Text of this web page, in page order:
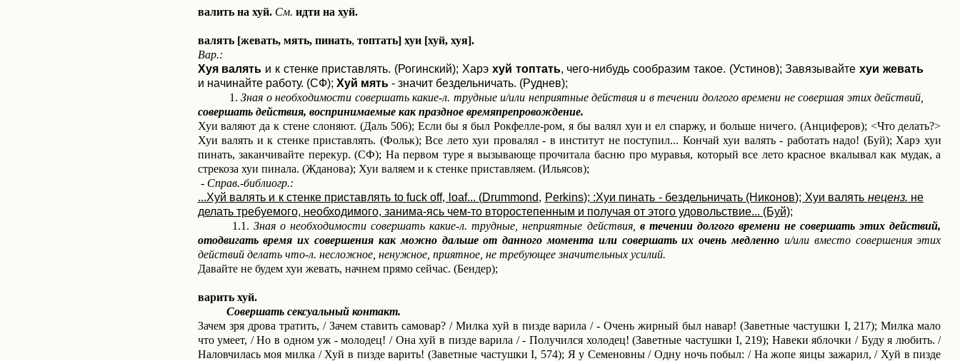
валить на хуй. См. идти на хуй.
валять [жевать, мять, пинать, топтать] хуи [хуй, хуя].
Вар.:
Хуя валять и к стенке приставлять. (Рогинский); Харэ хуй топтать, чего-нибудь сообразим такое. (Устинов); Завязывайтехуи жевать
и начинайте работу. (СФ); Хуй мять- значит бездельничать. (Руднев);
1.Зная о необходимости совершать какие-л. трудные и/или неприятные действия и в течении долгого времени не совершая этих действий,
совершать действия, воспринимаемые как праздное времяпрепровождение.
Хуи валяют да к стене слоняют. (Даль 506); Если бы я был Рокфелле-ром, я бы валял хуи и ел спаржу, и больше ничего. (Анциферов); <Что делать?>
Хуи валять и к стенке приставлять. (Фольк); Все лето хуи провалял- в институт не поступил... Кончай хуи валять- работать надо! (Буй); Харэ хуи
пинать, заканчивайте перекур. (СФ); На первом туре я вызывающе прочитала басню про муравья, который все лето красное вкалывал как мудак, а
стрекоза хуи пинала. (Жданова); Хуи валяем и к стенке приставляем. (Ильясов);
- Справ.-библиогр.:
...Хуй валять и к стенке приставлять to fuck off, loaf... (Drummond, Perkins); :Хуи пинать - бездельничать (Никонов); Хуи валять неценз. не
делать требуемого, необходимого, занима-ясь чем-то второстепенным и получая от этого удовольствие... (Буй);
1.1. Зная о необходимости совершать какие-л. трудные, неприятные действия, в течении долгого времени не совершать этих действий,
отодвигать время их совершения как можно дальше от данного момента или совершать их очень медленно и/или вместо совершения этих
действий делать что-л. несложное, ненужное, приятное, не требующее значительных усилий.
Давайте не будем хуи жевать, начнем прямо сейчас. (Бендер);
варить хуй.
Совершать сексуальный контакт.
Зачем зря дрова тратить, / Зачем ставить самовар? / Милка хуй в пизде варила / - Очень жирный был навар! (Заветные частушки I, 217); Милка мало
что умеет, / Но в одном уж - молодец! / Она хуй в пизде варила / - Получился холодец! (Заветные частушки I, 219); Навеки яблочки / Буду я любить. /
Наловчилась моя милка / Хуй в пизде варить! (Заветные частушкиI, 574); Я у Семеновны / Одну ночь побыл: / На жопе яицы зажарил, / Хуй в пизде